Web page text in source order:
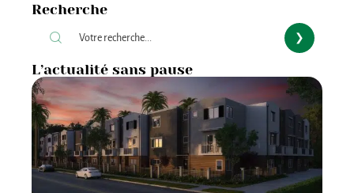
Recherche
L’actualité sans pause